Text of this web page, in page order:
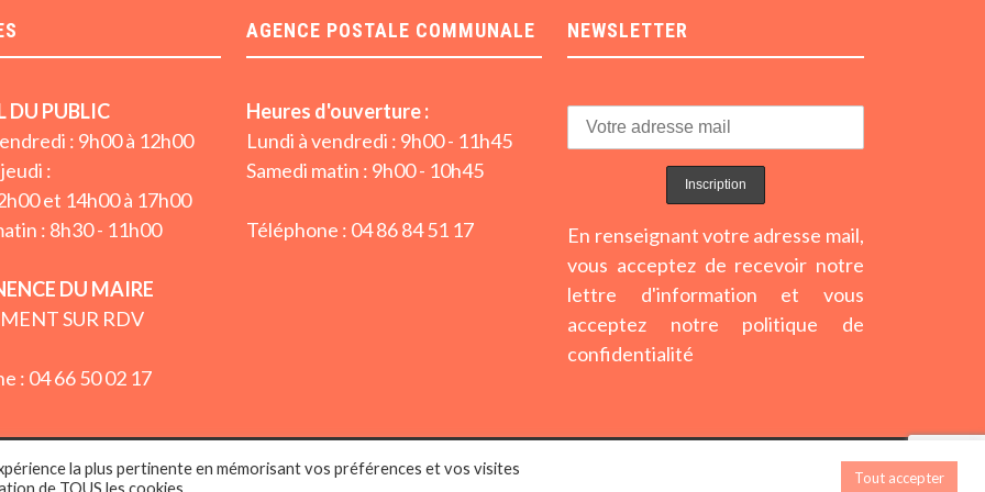
DU PUBLIC
: 9h00 à 12h00
:
et 14h00 à 17h00
: 8h30 - 11h00
DU MAIRE
SUR RDV
: 04 66 50 02 17
AGENCE POSTALE COMMUNALE
Heures d'ouverture :
Lundi à vendredi : 9h00 - 11h45
Samedi matin : 9h00 - 10h45
Téléphone : 04 86 84 51 17
NEWSLETTER
En renseignant votre adresse mail,
vous acceptez de recevoir notre
lettre d'information et vous
acceptez notre politique de
confidentialité
la-Coste (Gard 30) - WordPress Theme : By
Mentions légales
la plus pertinente en mémorisant vos préférences et vos visites
de TOUS les cookies.
Tout accepter